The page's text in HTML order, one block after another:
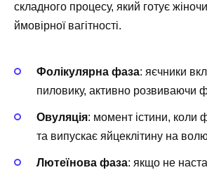
складного процесу, який готує
ймовірної вагітності.
Фолікулярна фаза: яєчники
пиловику, активно розвиваючи
Овуляція: момент істини, коли
та випускає яйцеклітину на
Лютеїнова фаза: якщо не